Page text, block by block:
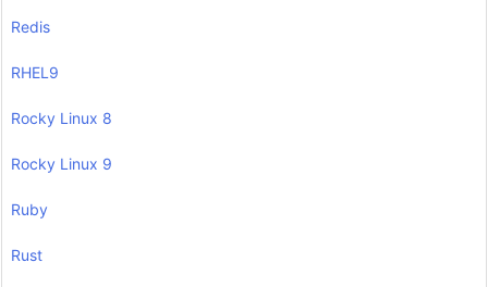
Redis
RHEL9
Rocky Linux 8
Rocky Linux 9
Ruby
Rust